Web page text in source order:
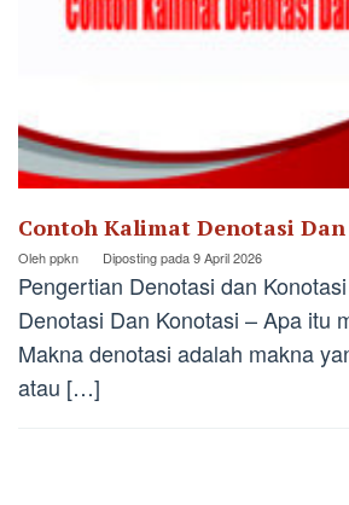
Contoh Kalimat Denotasi
Olehppkn Diposting pada9 April 2026
Pengertian Denotasi dan
Denotasi Dan Konotasi – Apa itu
Makna denotasi adalah makna
atau […]